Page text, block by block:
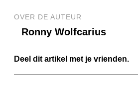
OVER DE AUTEUR
Ronny Wolfcarius
Deel dit artikel met je vrienden.